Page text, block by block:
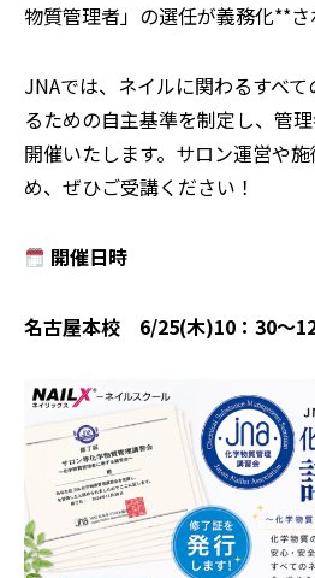
物質管理者」の選任が義務化**さ
JNAでは、ネイルに関わるすべ
るための自主基準を制定し、管
開催いたします。サロン運営や
め、ぜひご受講ください！
開催日時
名古屋本校 6/25(木)10：30～